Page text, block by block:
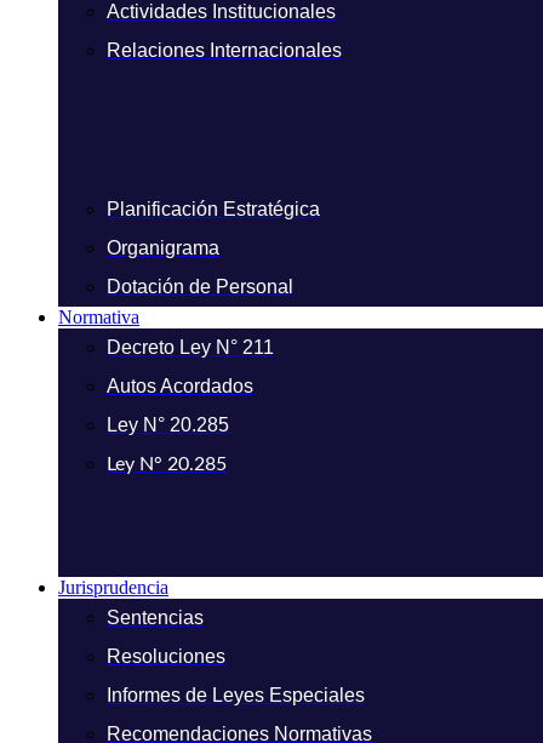
Actividades Institucionales
Relaciones Internacionales
Planificación Estratégica
Organigrama
Dotación de Personal
Normativa
Decreto Ley N° 211
Autos Acordados
Ley N° 20.285
Ley N° 20.285
Jurisprudencia
Sentencias
Resoluciones
Informes de Leyes Especiales
Recomendaciones Normativas